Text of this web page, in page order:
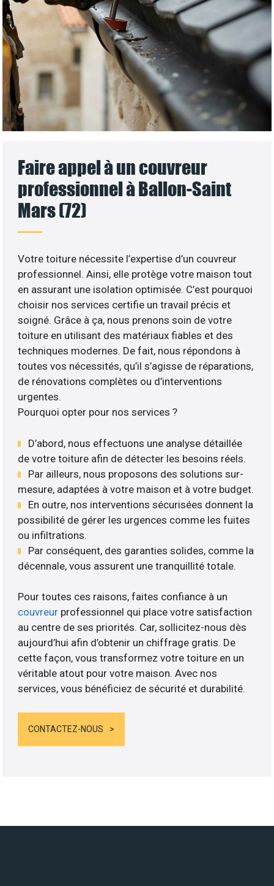
Faire appel à un couvreur
professionnel à Ballon-Saint
Mars (72)
Votre toiture nécessite l’expertise d’un couvreur
professionnel. Ainsi, elle protège votre maison tout
en assurant une isolation optimisée. C’est pourquoi
choisir nos services certifie un travail précis et
soigné. Grâce à ça, nous prenons soin de votre
toiture en utilisant des matériaux fiables et des
techniques modernes. De fait, nous répondons à
toutes vos nécessités, qu’il s’agisse de réparations,
de rénovations complètes ou d’interventions
urgentes.
Pourquoi opter pour nos services ?
D’abord, nous effectuons une analyse détaillée
de votre toiture afin de détecter les besoins réels.
Par ailleurs, nous proposons des solutions sur-
mesure, adaptées à votre maison et à votre budget.
En outre, nos interventions sécurisées donnent la
possibilité de gérer les urgences comme les fuites
ou infiltrations.
Par conséquent, des garanties solides, comme la
décennale, vous assurent une tranquillité totale.
Pour toutes ces raisons, faites confiance à un
couvreur professionnel qui place votre satisfaction
au centre de ses priorités. Car, sollicitez-nous dès
aujourd’hui afin d’obtenir un chiffrage gratis. De
cette façon, vous transformez votre toiture en un
véritable atout pour votre maison. Avec nos
services, vous bénéficiez de sécurité et durabilité.
CONTACTEZ-NOUS